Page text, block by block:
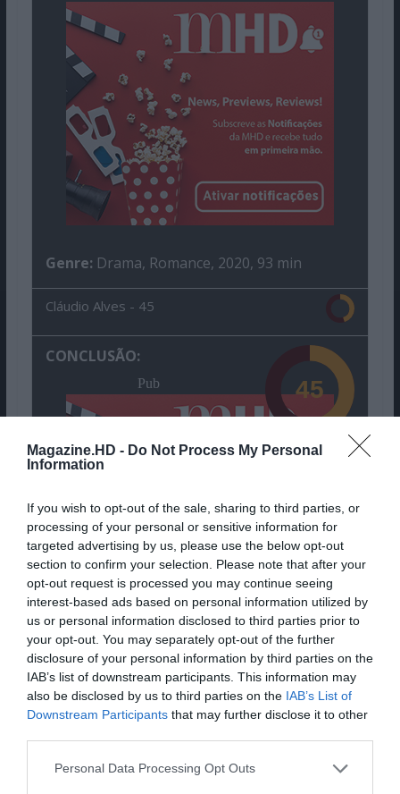
Magazine.HD - Do Not Process My Personal
Information
If you wish to opt-out of the sale, sharing to third parties, or
processing of your personal or sensitive information for
targeted advertising by us, please use the below opt-out
section to confirm your selection. Please note that after your
opt-out request is processed you may continue seeing
interest-based ads based on personal information utilized by
us or personal information disclosed to third parties prior to
your opt-out. You may separately opt-out of the further
disclosure of your personal information by third parties on the
IAB’s list of downstream participants. This information may
also be disclosed by us to third parties on the IAB’s List of
Downstream Participants that may further disclose it to other
Personal Data Processing Opt Outs
Genre: Drama, Romance, 2020, 93 min
Cláudio Alves - 45
CONCLUSÃO:
Pub
Interpretado com elegância pelo elenco de
veteranos do cinema, “Supernova” é um
esforço nobre, mas superficial. O realizador
Harry Mcqueen tem boas ideias, mas
problemas de ritmo e diálogos demasiado
comuns descarrilam os seus melhores